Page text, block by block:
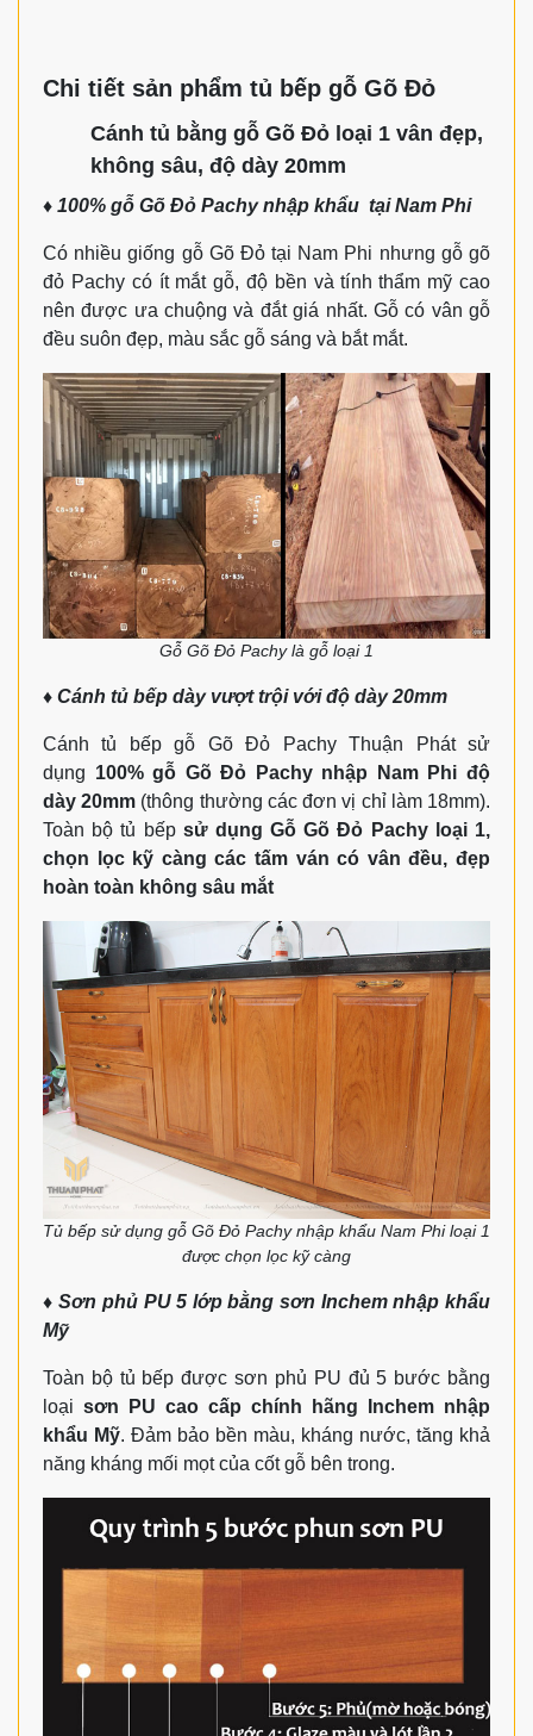
Chi tiết sản phẩm tủ bếp gỗ Gõ Đỏ
Cánh tủ bằng gỗ Gõ Đỏ loại 1 vân đẹp,
không sâu, độ dày 20mm
♦ 100% gỗ Gõ Đỏ Pachy nhập khẩu tại Nam Phi
Có nhiều giống gỗ Gõ Đỏ tại Nam Phi nhưng gỗ gõ
đỏ Pachy có ít mắt gỗ, độ bền và tính thẩm mỹ cao
nên được ưa chuộng và đắt giá nhất. Gỗ có vân gỗ
đều suôn đẹp, màu sắc gỗ sáng và bắt mắt.
Gỗ Gõ Đỏ Pachy là gỗ loại 1
♦ Cánh tủ bếp dày vượt trội với độ dày 20mm
Cánh tủ bếp gỗ Gõ Đỏ Pachy Thuận Phát sử
dụng 100% gỗ Gõ Đỏ Pachy nhập Nam Phi độ
dày 20mm (thông thường các đơn vị chỉ làm 18mm).
Toàn bộ tủ bếp sử dụng Gỗ Gõ Đỏ Pachy loại 1,
chọn lọc kỹ càng các tấm ván có vân đều, đẹp
hoàn toàn không sâu mắt
Tủ bếp sử dụng gỗ Gõ Đỏ Pachy nhập khẩu Nam Phi loại 1
được chọn lọc kỹ càng
♦ Sơn phủ PU 5 lớp bằng sơn Inchem nhập khẩu
Mỹ
Toàn bộ tủ bếp được sơn phủ PU đủ 5 bước bằng
loại sơn PU cao cấp chính hãng Inchem nhập
khẩu Mỹ. Đảm bảo bền màu, kháng nước, tăng khả
năng kháng mối mọt của cốt gỗ bên trong.